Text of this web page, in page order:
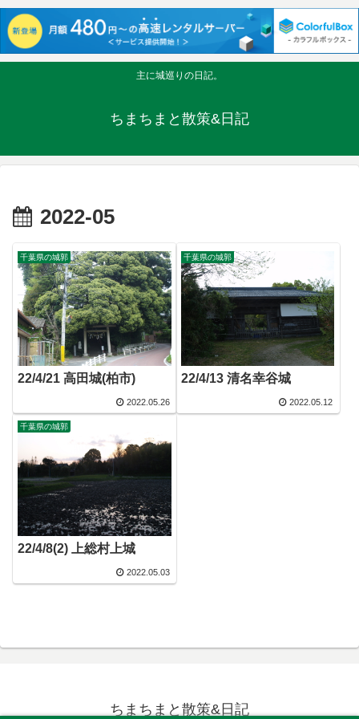
主に城巡りの日記。
ちまちまと散策&日記
2022-05
千葉県の城郭
22/4/21 高田城(柏市)
2022.05.26
千葉県の城郭
22/4/13 清名幸谷城
2022.05.12
千葉県の城郭
22/4/8(2) 上総村上城
2022.05.03
ちまちまと散策&日記